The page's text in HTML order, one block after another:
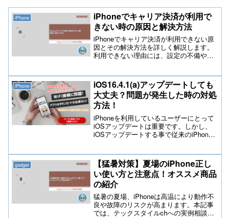
iPhone
iPhoneでキャリア決済が利用で
きない時の原因と解決方法
iPhoneでキャリア決済が利用できない原
因とその解決方法を詳しく解説します。
利用できない理由には、設定の不備やキ
具体的な解決策をわかりやすくステップ
ごとに解説しているので、問題解決に役
立つ情報をぜひご活用ください。
iPhone
iOS16.4.1(a)アップデートしても
大丈夫？問題が発生した時の対処
方法！
iPhoneを利用しているユーザーにとって
iOSアップデートは重要です。しかし、
iOSアップデートする事で従来のiPhone
はiOS16.4.1(a)アップデート後に視聴者の
方から不具合相談が複数あった代表的な
ものをご紹介いたします。
gadget
【猛暑対策】夏場のiPhone正し
い使い方と注意点！オススメ商品
の紹介
猛暑の夏場、iPhoneは高温により動作不
良や故障のリスクが高まります。本記事
では、テックスタイルchへの実例相談が